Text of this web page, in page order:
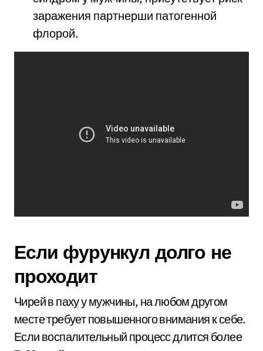
заражения партнерши патогенной
флорой.
Если фурункул долго не
проходит
Чирей в паху у мужчины, на любом другом
месте требует повышенного внимания к себе.
Если воспалительный процесс длится более